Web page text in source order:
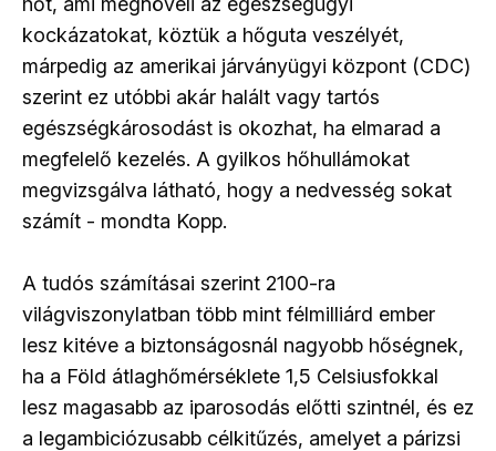
kockázatokat, köztük a hőguta veszélyét,
márpedig az amerikai járványügyi központ (CDC)
szerint ez utóbbi akár halált vagy tartós
egészségkárosodást is okozhat, ha elmarad a
megfelelő kezelés. A gyilkos hőhullámokat
megvizsgálva látható, hogy a nedvesség sokat
számít - mondta Kopp.
A tudós számításai szerint 2100-ra
világviszonylatban több mint félmilliárd ember
lesz kitéve a biztonságosnál nagyobb hőségnek,
ha a Föld átlaghőmérséklete 1,5 Celsiusfokkal
lesz magasabb az iparosodás előtti szintnél, és ez
a legambiciózusabb célkitűzés, amelyet a párizsi